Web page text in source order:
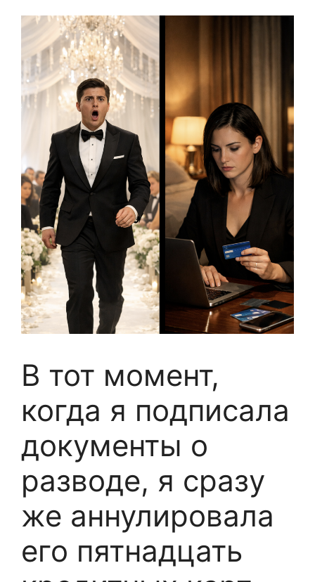
В тот момент,
когда я подписала
документы о
разводе, я сразу
же аннулировала
его пятнадцать